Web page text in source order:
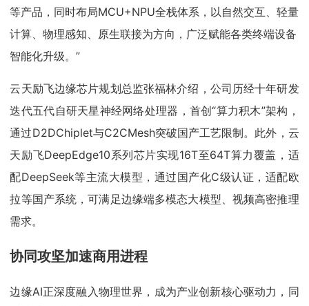
等产品，同时布局MCU+NPU全栈体系，以自然交互、轻量
计算、物理感知、原生联接为方向，广泛赋能各类终端设备
智能化升级。”
云天励飞边缘芯片规划总监张福林介绍，公司历经十年研发
迭代五代自研天星神经网络处理器，首创“算力积木”架构，
通过D2DChiplet与C2CMesh突破国产工艺限制。此外，云
天励飞DeepEdge10系列芯片实现16T至64T算力覆盖，适
配DeepSeek等主流大模型，通过国产化C级认证，适配欧
拉等国产系统，可满足边缘端多模态大模型、视频高密推理
需求。
协同攻坚加速商用进程
边缘AI正深度融入物理世界，成为产业创新核心驱动力，同